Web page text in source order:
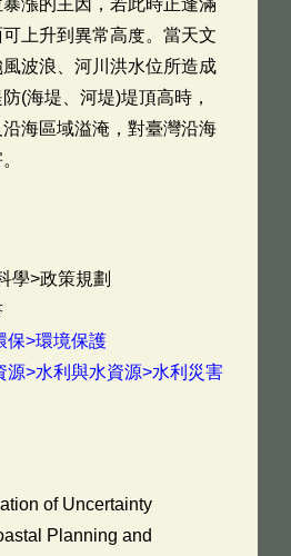
漲的主因，若此時正逢滿
上升到異常高度。當天文
波浪、河川洪水位所造成
(海堤、河堤)堤頂高時，
海區域溢淹，對臺灣沿海
學>政策規劃
保>環境保護
源>水利與水資源>水利災害
of Uncertainty
Planning and